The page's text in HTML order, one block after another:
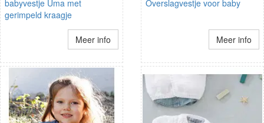
babyvestje Uma met
gerimpeld kraagje
Meer info
Overslagvestje voor baby
Meer info